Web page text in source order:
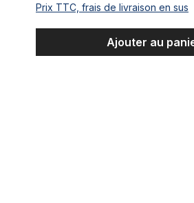
Prix TTC, frais de livraison en sus
Ajouter au